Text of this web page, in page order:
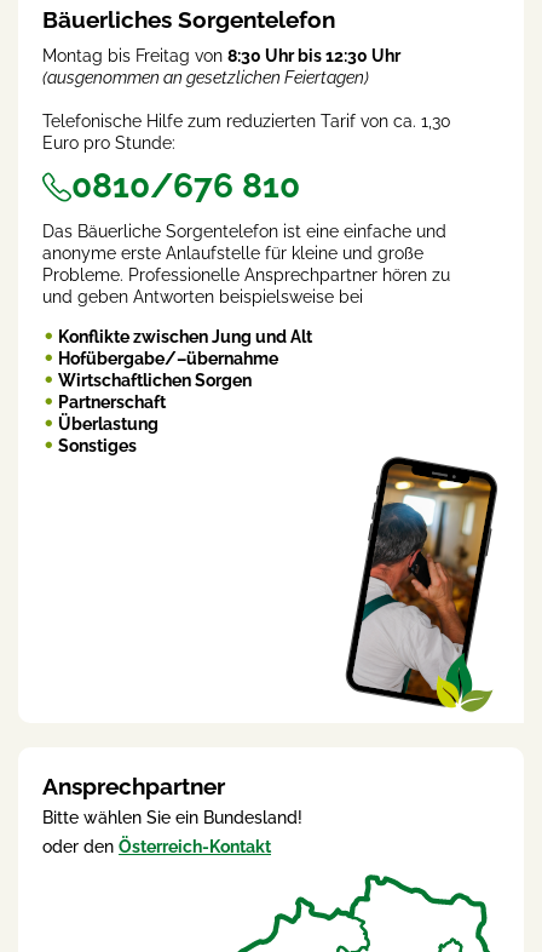
Bäuerliches Sorgentelefon
Montag bis Freitag von 8:30 Uhr bis 12:30 Uhr
(ausgenommen an gesetzlichen Feiertagen)
Telefonische Hilfe zum reduzierten Tarif von ca. 1,30
Euro pro Stunde:
0810/676 810
Das Bäuerliche Sorgentelefon ist eine einfache und
anonyme erste Anlaufstelle für kleine und große
Probleme. Professionelle Ansprechpartner hören zu
und geben Antworten beispielsweise bei
Konflikte zwischen Jung und Alt
Hofübergabe/–übernahme
Wirtschaftlichen Sorgen
Partnerschaft
Überlastung
Sonstiges
Ansprechpartner
Bitte wählen Sie ein Bundesland!
oder den Österreich-Kontakt